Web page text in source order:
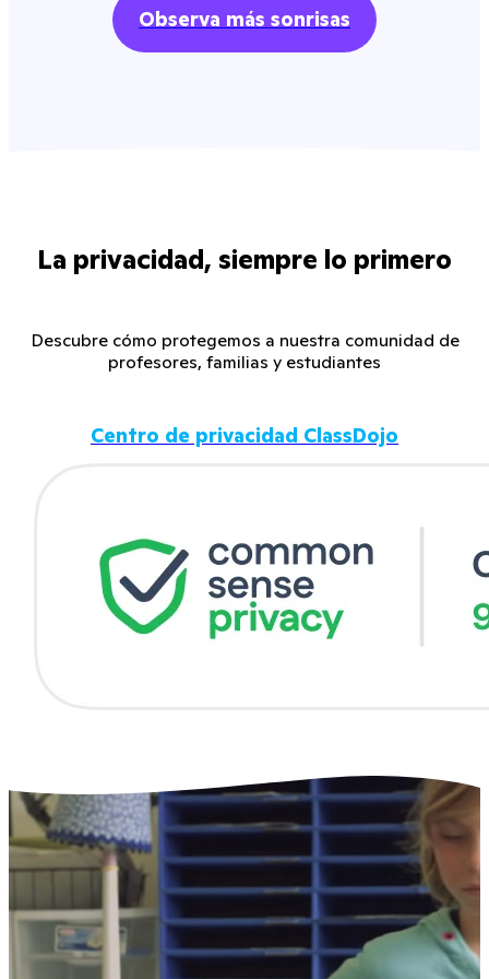
Observa más sonrisas
La privacidad, siempre lo primero
Descubre cómo protegemos a nuestra comunidad de
profesores, familias y estudiantes
Centro de privacidad ClassDojo